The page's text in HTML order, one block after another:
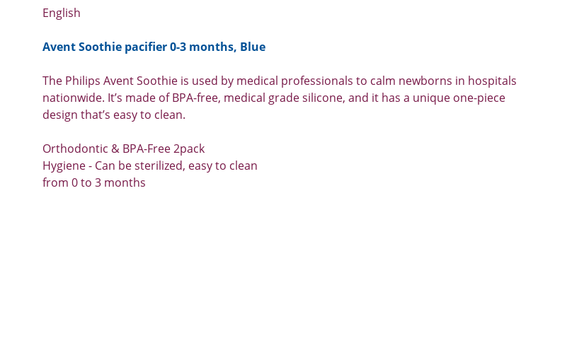
English
Avent Soothie pacifier 0-3 months, Blue
The Philips Avent Soothie is used by medical professionals to calm newborns in hospitals
nationwide. It’s made of BPA-free, medical grade silicone, and it has a unique one-piece
design that’s easy to clean.
Orthodontic & BPA-Free 2pack
Hygiene - Can be sterilized, easy to clean
from 0 to 3 months